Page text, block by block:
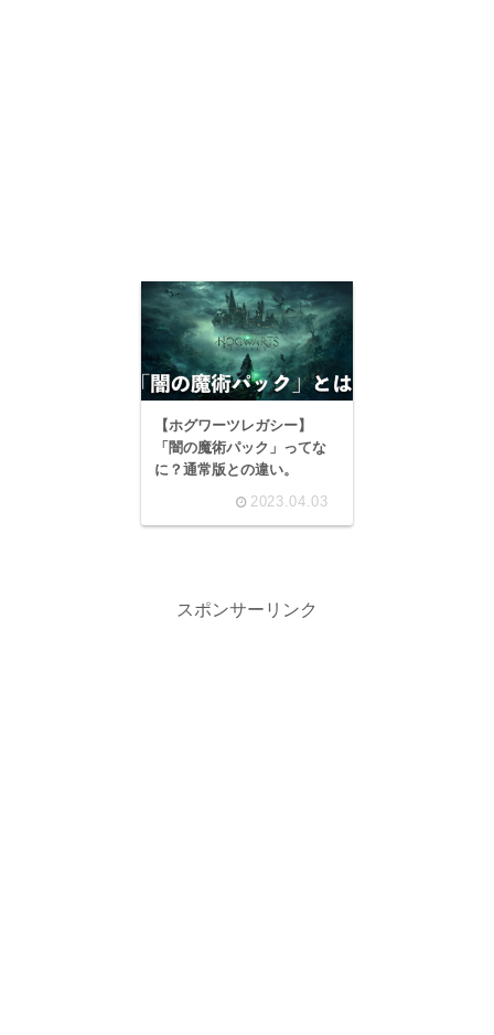
【ホグワーツレガシー】
「闇の魔術パック」ってな
に？通常版との違い。
2023.04.03
スポンサーリンク